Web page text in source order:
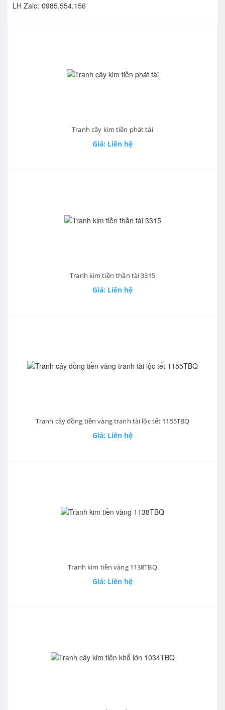
LH Zalo: 0985.554.156
Tranh cây kim tiền phát tài
Giá: Liên hệ
Tranh kim tiền thần tài 3315
Giá: Liên hệ
Tranh cây đồng tiền vàng tranh tài lộc tết 1155TBQ
Giá: Liên hệ
Tranh kim tiền vàng 1138TBQ
Giá: Liên hệ